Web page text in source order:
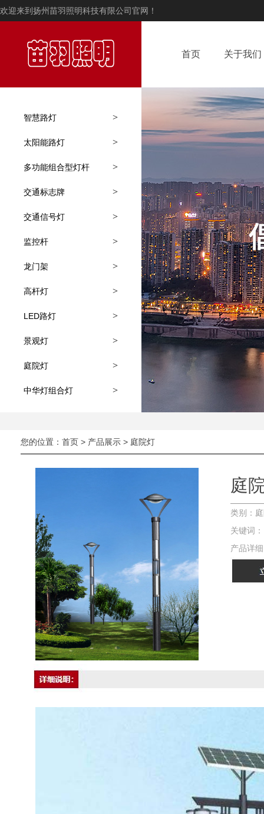
欢迎来到扬州苗羽照明科技有限公司官网！
智慧路灯 >
太阳能路灯 >
多功能组合型灯杆 >
交通标志牌 >
交通信号灯 >
监控杆 >
龙门架 >
高杆灯 >
LED路灯 >
景观灯 >
庭院灯 >
中华灯组合灯 >
首页 关于我们
您的位置： 首页 > 产品展示 > 庭院灯
庭
类别：
关键词：
产品详